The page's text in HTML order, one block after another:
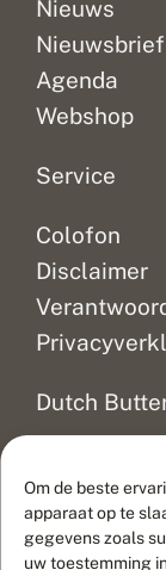
Om de beste
apparaat op te
gegevens zoals
uw toestemming
Nieuws
Nieuwsbrief
Agenda
Webshop
Service
Colofon
Disclaimer
Dutch